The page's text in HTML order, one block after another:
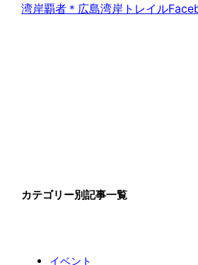
湾岸覇者＊広島湾岸トレイル
カテゴリー別記事一覧
イベント